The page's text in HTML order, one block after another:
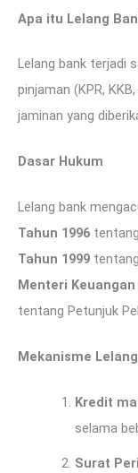
Apa itu Lelang
Lelang bank terjadi
pinjaman (KPR,
jaminan yang
Dasar Hukum
Lelang bank
Tahun 1996
Tahun 1999
Menteri Keuangan
tentang Petunjuk
Mekanisme
Kredit
selama
Surat